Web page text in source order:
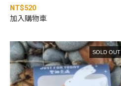
NT$520
加入購物車
SOLD OUT